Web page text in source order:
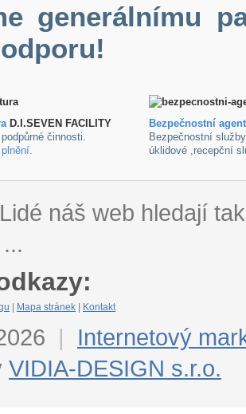
generálnímu
D.I.SEVEN FACILITY
činnosti.
plnění.
Bezpečnostní
Bezpečnostní
úklidové ,recepční
Lidé náš web hledají
Mapa stránek Kontakt
|
Internetový
VIDIA-DESIGN s.r.o.